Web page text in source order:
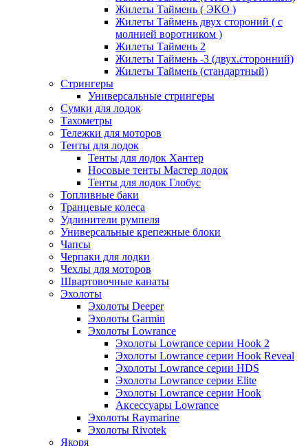
Жилеты Таймень ( ЭКО )
Жилеты Таймень двух стороний ( с
молнией воротником )
Жилеты Таймень 2
Жилеты Таймень -3 (двух.сторонний)
Жилеты Таймень (стандартный)
Стрингеры
Универсальные стрингеры
Сумки для лодок
Тахометры
Тележки для моторов
Тенты для лодок
Тенты для лодок Хантер
Носовые тенты Мастер лодок
Тенты для лодок Глобус
Топливные баки
Транцевые колеса
Удлинители румпеля
Универсальные крепежные блоки
Чапсы
Черпаки для лодки
Чехлы для моторов
Швартовочные канаты
Эхолоты
Эхолоты Deeper
Эхолоты Garmin
Эхолоты Lowrance
Эхолоты Lowrance серии Hook 2
Эхолоты Lowrance серии Hook Reveal
Эхолоты Lowrance серии HDS
Эхолоты Lowrance серии Elite
Эхолоты Lowrance серии Hook
Аксессуары Lowrance
Эхолоты Raymarine
Эхолоты Rivotek
Якоря